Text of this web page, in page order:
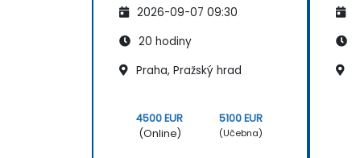
2026-09-07 09:30
20 hodiny
Praha, Pražský hrad
4500 EUR
(Online)
5100 EUR
(Učebna)